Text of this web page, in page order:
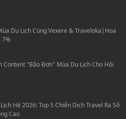
Du Lịch Cùng Vexere & Traveloka|Hoa
7%
Content "Bão Đơn" Mùa Du Lịch Cho Hội
Hè 2026: Top 5 Chiến Dịch Travel Ra Số
Cao